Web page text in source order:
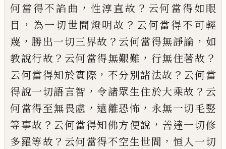
何當得不諂曲 ， 性淳直故 ？ 云何當得如眼
目 ， 為一切世間燈明故 ？ 云何當得不可輕
蔑 ， 勝出一切三界故 ？ 云何當得無諍論 ， 如
教說行故 ？ 云何當得無艱難 ， 行無住著故 ？
云何當得知於實際 ， 不分別諸法故 ？ 云何當
得說一切語言智 ，令諸眾生住於大乘故 ？ 云
何當得至無畏處 ，遠離恐怖 ， 永無一切毛竪
等事故 ？ 云何當得知佛方便說 ， 善達一切修
多羅等故 ？ 云何當得不空生世間 ， 恒入一切